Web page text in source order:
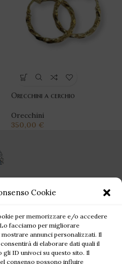
Cookie
per memorizzare e/o accedere
facciamo per migliorare
annunci personalizzati. Il
di elaborare dati quali il
ID univoci su questo sito. Il
consenso possono influire
Orecchini a cerchio
Orecchini
350,00 €
Pezzuto Jewels è per sempre!